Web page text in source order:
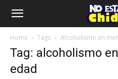
Home Tags Alcoholismo en
Tag: alcoholismo
edad